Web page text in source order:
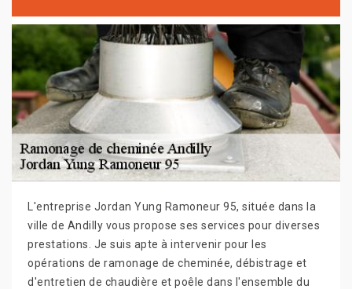
L'entreprise Jordan Yung Ramoneur 95, située dans la
ville de Andilly vous propose ses services pour diverses
prestations. Je suis apte à intervenir pour les
opérations de ramonage de cheminée, débistrage et
d'entretien de chaudière et poêle dans l'ensemble du